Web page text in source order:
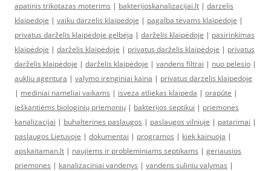
apatinis trikotazas moterims | bakterijoskanalizacijai.lt | darzelis
klaipedoje | vaiku darzelis klaipedoje | pagalba tėvams klaipėdoje |
privatus darželis klaipėdoje gelbėja | darželis klaipėdoje | pasirinkimas
klaipėdoje | darželis klaipėdoje | privatus darželis klaipėdoje | privatus
darželis klaipėdoje | darželis klaipėdoje | vandens filtrai | nuo pelesio |
aukliu agentura | valymo irenginiai kaina | privatus darzelis klaipedoje
| mediniai nameliai vaikams | isveza atliekas klaipeda | orapūte |
ieškantiems biologinių priemonių | bakterijos septikui | priemonės
kanalizacijai | buhalterines paslaugos | paslaugos vilniuje | patarimai |
paslaugos Lietuvoje | dokumentai | programos | kiek kainuoja |
apskaitaman.lt | naujiems ir probleminiams septikams | geriausios
priemones | kanalizaciniai vandenys | vandens suliniu valymas |